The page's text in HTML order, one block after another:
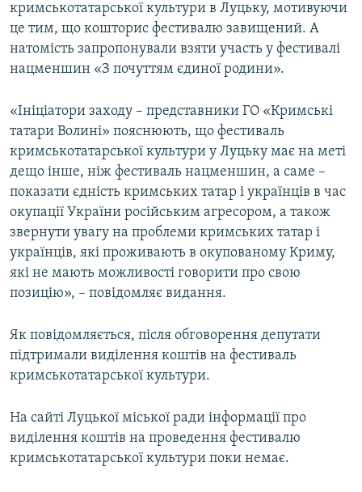
кримськотатарської культури в Луцьку, мотивуючи
це тим, що кошторис фестивалю завищений. А
натомість запропонували взяти участь у фестивалі
нацменшин «З почуттям єдиної родини».
«Ініціатори заходу – представники ГО «Кримські
татари Волині» пояснюють, що фестиваль
кримськотатарської культури у Луцьку має на меті
дещо інше, ніж фестиваль нацменшин, а саме –
показати єдність кримських татар і українців в час
окупації України російським агресором, а також
звернути увагу на проблеми кримських татар і
українців, які проживають в окупованому Криму,
які не мають можливості говорити про свою
позицію», – повідомляє видання.
Як повідомляється, після обговорення депутати
підтримали виділення коштів на фестиваль
кримськотатарської культури.
На сайті Луцької міської ради інформації про
виділення коштів на проведення фестивалю
кримськотатарської культури поки немає.